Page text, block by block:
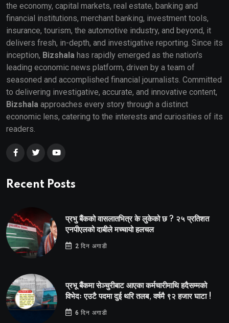
the economy, capital markets, real estate, banking and
financial institutions, merchant banking, investment tools,
insurance, tourism, the automotive industry, and beyond, it
delivers fresh, in-depth, and investigative reporting. Since its
inception, Bizshala has rapidly emerged as the nation's
leading economic news platform, driven by a team of
seasoned and accomplished financial journalists. Committed
to delivering investigative, accurate, and innovative content,
Bizshala approaches every story through a distinct
economic lens, catering to the interests and curiosities of its
readers.
Recent Posts
प्रभु बैंकको वासलातभित्र के लुकेको छ ? २५ प्रतिशत
एनपीएलको दाबीले मच्चायो हलचल
2 दिन अगाडी
प्रभू बैंकमा सेञ्चुरीबाट आएका कर्मचारीमाथि हदैसम्मको
विभेदः एउटै पदमा दुई थरि तलब, वर्षमै ९२ हजार घाटा !
6 दिन अगाडी